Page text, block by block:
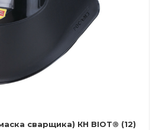
сварщика) КН BIOT® (12)